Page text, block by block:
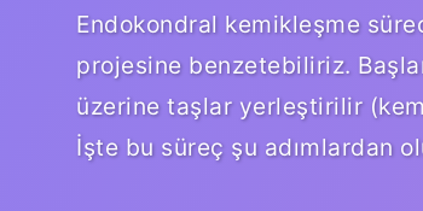
Endokondral kemikleşme
projesine benzetebiliriz.
üzerine taşlar yerleştirilir
İşte bu süreç şu adımlardan